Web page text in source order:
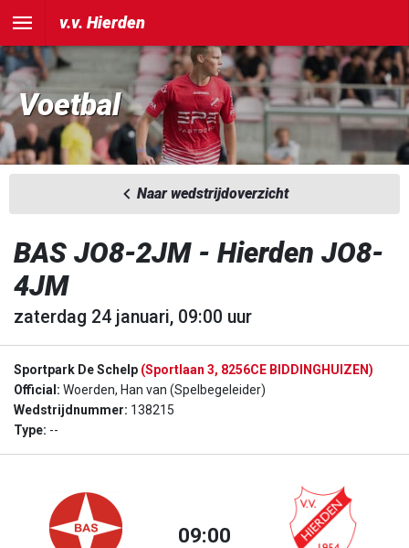
v.v. Hierden
Voetbal
Naar wedstrijdoverzicht
BAS JO8-2JM - Hierden JO8-
4JM
zaterdag 24 januari, 09:00 uur
Sportpark De Schelp (Sportlaan 3, 8256CE BIDDINGHUIZEN)
Official: Woerden, Han van (Spelbegeleider)
Wedstrijdnummer: 138215
Type: --
09:00